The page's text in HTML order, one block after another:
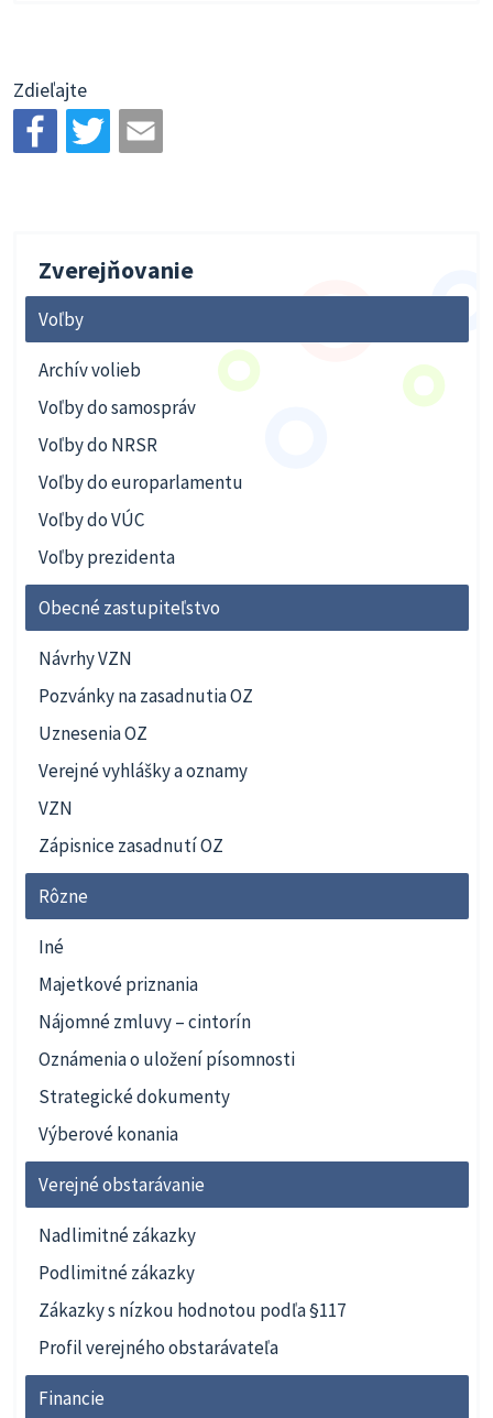
Zdieľajte
Zverejňovanie
Voľby
Archív volieb
Voľby do samospráv
Voľby do NRSR
Voľby do europarlamentu
Voľby do VÚC
Voľby prezidenta
Obecné zastupiteľstvo
Návrhy VZN
Pozvánky na zasadnutia OZ
Uznesenia OZ
Verejné vyhlášky a oznamy
VZN
Zápisnice zasadnutí OZ
Rôzne
Iné
Majetkové priznania
Nájomné zmluvy – cintorín
Oznámenia o uložení písomnosti
Strategické dokumenty
Výberové konania
Verejné obstarávanie
Nadlimitné zákazky
Podlimitné zákazky
Zákazky s nízkou hodnotou podľa §117
Profil verejného obstarávateľa
Financie